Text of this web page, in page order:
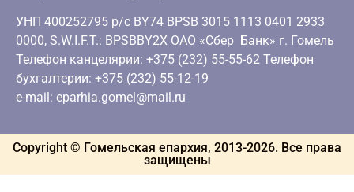
УНП 400252795 р/с BY74 BPSB 3015 1113 0401 2933
0000, S.W.I.F.T.: BPSBBY2X ОАО «Сбер Банк» г. Гомель
Телефон канцелярии: +375 (232) 55-55-62 Телефон
бухгалтерии: +375 (232) 55-12-19
e-mail: eparhia.gomel@mail.ru
Copyright © Гомельская епархия, 2013-2026. Все права
защищены